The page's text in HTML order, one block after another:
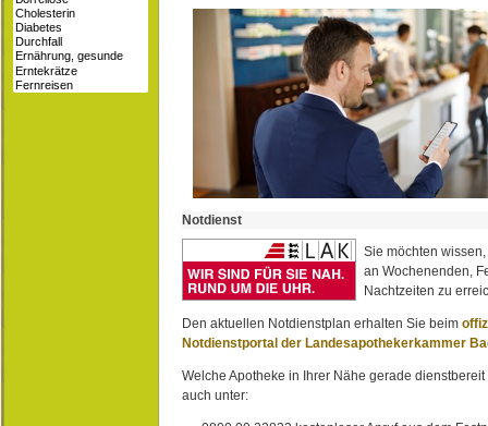
Notdienst
Sie möchten
an Wochenenden,
Nachtzeiten zu
Den aktuellen Notdienstplan erhalten Sie beim
Notdienstportal der Landesapothekerkammer
Welche Apotheke in Ihrer Nähe gerade
auch unter: